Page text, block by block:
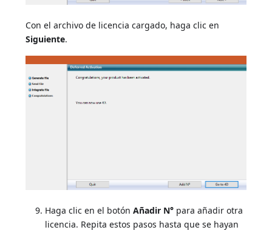
Con el archivo de licencia cargado, haga clic en
Siguiente.
Haga clic en el botónAñadir N° para añadir otra
licencia. Repita estos pasos hasta que se hayan